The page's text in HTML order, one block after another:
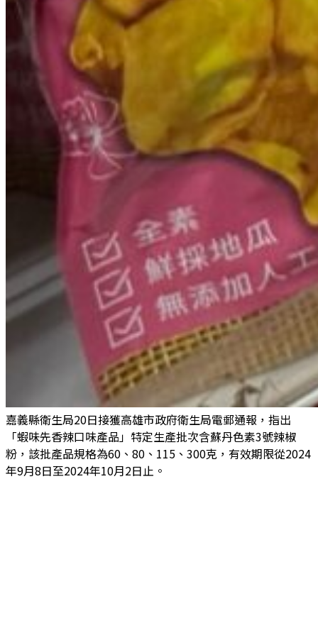
嘉義縣衛生局20日接獲高雄市政府衛生局電郵通報，指出
「蝦味先香辣口味產品」特定生產批次含蘇丹色素3號辣椒
粉，該批產品規格為60、80、115、300克，有效期限從2024
年9月8日至2024年10月2日止。